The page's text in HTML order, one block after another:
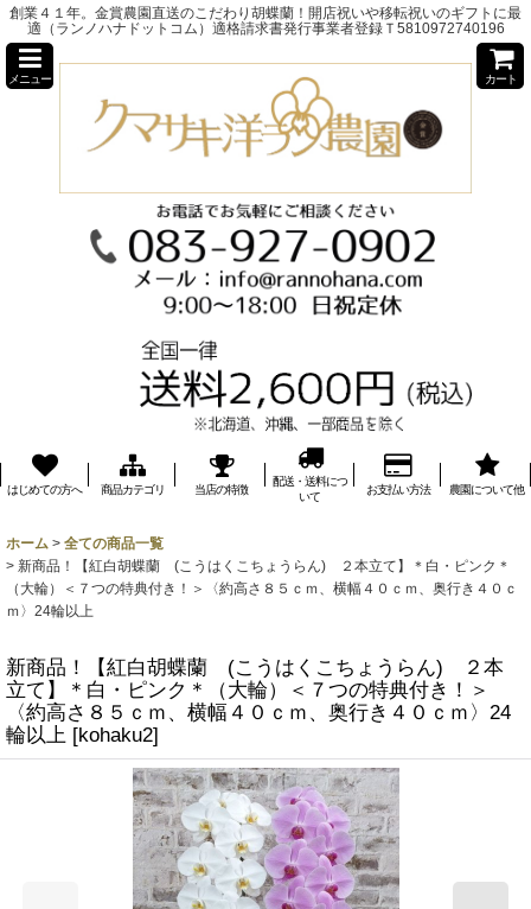
創業４１年。金賞農園直送のこだわり胡蝶蘭！開店祝いや移転祝いのギフトに最
適（ランノハナドットコム）適格請求書発行事業者登録Ｔ5810972740196
メニュー カート
はじめての方へ 商品カテゴリ 当店の特徴
配送・送料につ
いて
お支払い方法 農園について他
ホーム > 全ての商品一覧
> 新商品！【紅白胡蝶蘭 (こうはくこちょうらん) ２本立て】＊白・ピンク＊
（大輪）＜７つの特典付き！＞〈約高さ８５ｃｍ、横幅４０ｃｍ、奥行き４０ｃ
ｍ〉24輪以上
新商品！【紅白胡蝶蘭 (こうはくこちょうらん) ２本
立て】＊白・ピンク＊（大輪）＜７つの特典付き！＞
〈約高さ８５ｃｍ、横幅４０ｃｍ、奥行き４０ｃｍ〉24
輪以上 [kohaku2]